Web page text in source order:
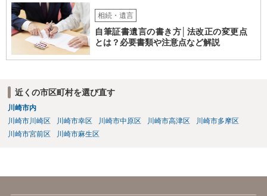
相続・遺言
自筆証書遺言の書き方│法改正の変更点
とは？必要書類や注意点など解説
近くの市区町村を選び直す
川崎市内
川崎市川崎区
川崎市幸区 川崎市中原区 川崎市高津区
川崎市多摩区
川崎市宮前区
川崎市麻生区